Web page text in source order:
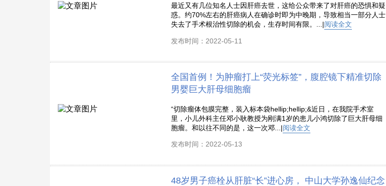
最近又有几位知名人士因肝癌去世，这给公众带来了对肝癌的恐惧和疑
惑。约70%左右的肝癌病人在确诊时即为中晚期，导致相当一部分人士
失去了手术根治性切除的机会，生存时间有限。...|阅读全文
发布时间：2022-05-11
全国首例！为肿瘤打上“荧光标签”，腹腔镜下精准切除
男婴巨大肝母细胞瘤
“切除瘤体包膜完整，装入标本袋hellip;hellip;&近日，在我院手术室
里，小儿外科主任邓小耿教授为刚满1岁的患儿小鸿切除了巨大肝母细
胞瘤。和以往不同的是，这一次邓...|阅读全文
发布时间：2022-05-13
48岁男子癌栓从肝脏“长”进心房， 中山大学孙逸仙纪念